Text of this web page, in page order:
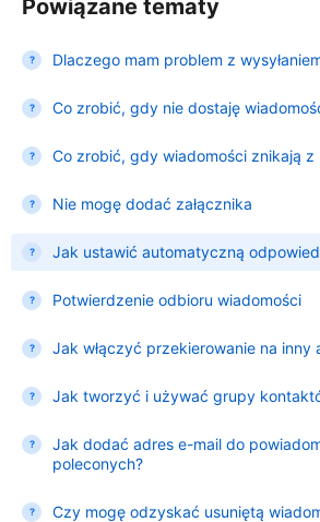
Powiązane tematy
Dlaczego mam problem z
Co zrobić, gdy nie dostaję
Co zrobić, gdy wiadomości znikają z
Nie mogę dodać załącznika
Jak ustawić automatyczną
Potwierdzenie odbioru wiadomości
Jak włączyć przekierowanie na inny
Jak tworzyć i używać grupy
Jak dodać adres e-mail do
poleconych?
Czy mogę odzyskać usuniętą